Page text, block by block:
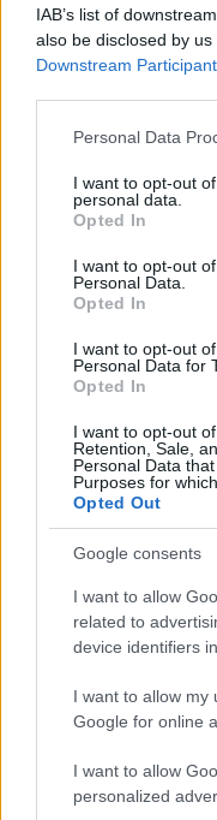
IAB’s list of
also be disclosed by
Downstream
Please note that this
not limited to your visit
grant or deny consent
use your data for
consent section.
Personal Data
I want to opt-out
personal data.
Opted In
I want to opt-out
Personal Data.
Opted In
I want to opt-out
Personal Data for
Opted In
I want to opt-out
Retention, Sale,
Personal Data
Purposes for
Opted Out
Google consents
I want to allow
related to
device identifiers
I want to allow my
Google for online
I want to allow
personalized
ανοίγει δρόμο για
Β.Σ. Καρούλιας: Τζίρος
κερδών 57% - Τα νέα
στοιχήματα σε low &
alcohol
Η Chery επενδύει 75
από 18.990 ευρώ